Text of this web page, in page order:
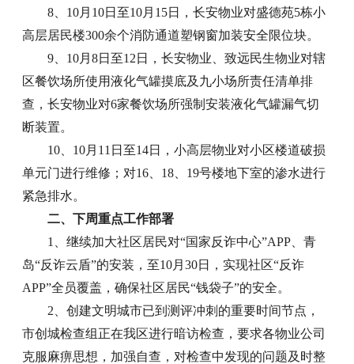
8、10月10日至10月15日，长安物业对盛德苑5栋小
高层居民楼300余个消防通道塑钢窗加装安全限位块。
9、10月8日至12日，长安物业、致远民生物业对辖
区餐饮场所使用液化气罐摸底及九小场所责任清单排
查，长安物业对6家餐饮场所强制安装液化气罐漏气切
断装置。
10、10月11日至14日，小高层物业对小区楼道破损
单元门进行维修；对16、18、19号楼地下室的渗水进行
紧急排水。
二、下周重点工作部署
1、继续加大社区居民对“国家反诈中心”APP、青
岛“反诈云盾”的安装，至10月30日，实现社区“反诈
APP”全员覆盖，确保社区居民“钱袋子”的安全。
2、创建文明城市已到测评冲刺的重要时间节点，
市创城检查组正在我区进行暗访检查，要求各物业公司
克服麻痹思想，加强自查，对检查中发现的问题及时整